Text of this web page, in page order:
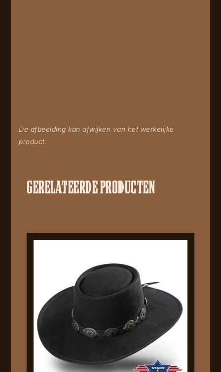
De afbeelding kan afwijken van het werkelijke
product.
GERELATEERDE PRODUCTEN